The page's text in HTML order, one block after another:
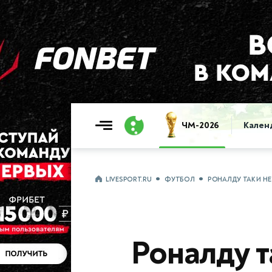
ЧМ-2026
LIVESPORT.RU ФУТБОЛ РОНАЛДУ ТАК И
Роналду